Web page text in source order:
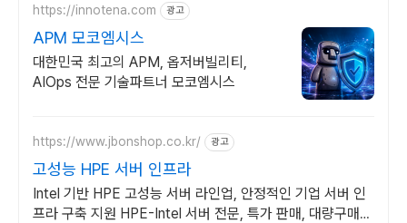
https://innotena.com 광고
APM 모코엠시스
대한민국 최고의 APM, 옵저버빌리티,
AIOps 전문 기술파트너 모코엠시스
https://www.jbonshop.co.kr/ 광고
고성능 HPE 서버 인프라
Intel 기반 HPE 고성능 서버 라인업, 안정적인 기업 서버 인
프라 구축 지원 HPE-Intel 서버 전문, 특가 판매, 대량구매제